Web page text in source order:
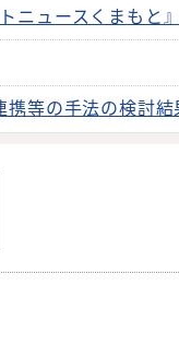
ニュースくまもと』
等の手法の検討結